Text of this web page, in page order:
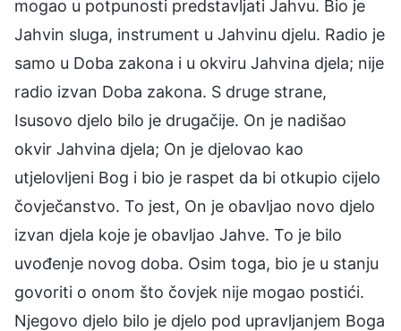
mogao u potpunosti predstavljati Jahvu. Bio je
Jahvin sluga, instrument u Jahvinu djelu. Radio je
samo u Doba zakona i u okviru Jahvina djela; nije
radio izvan Doba zakona. S druge strane,
Isusovo djelo bilo je drugačije. On je nadišao
okvir Jahvina djela; On je djelovao kao
utjelovljeni Bog i bio je raspet da bi otkupio cijelo
čovječanstvo. To jest, On je obavljao novo djelo
izvan djela koje je obavljao Jahve. To je bilo
uvođenje novog doba. Osim toga, bio je u stanju
govoriti o onom što čovjek nije mogao postići.
Njegovo djelo bilo je djelo pod upravljanjem Boga